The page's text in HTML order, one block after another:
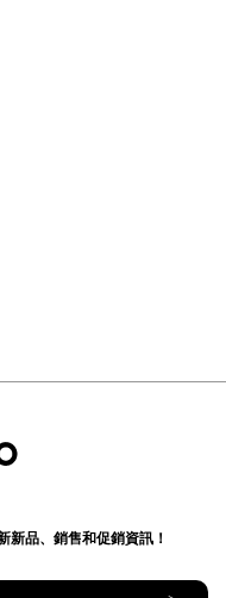
新品、銷售和促銷資訊！